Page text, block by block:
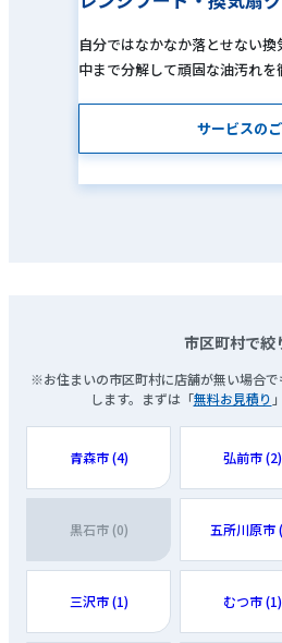
自分ではなかなか落とせない
中まで分解して頑固な油汚れを
サービスの
市区町村で絞
※お住まいの市区町村に店舗が無い場合
します。まずは「無料お見積り
青森市 (4) 弘前市 (2)
黒石市 (0) 五所川原市
三沢市 (1) むつ市 (1)